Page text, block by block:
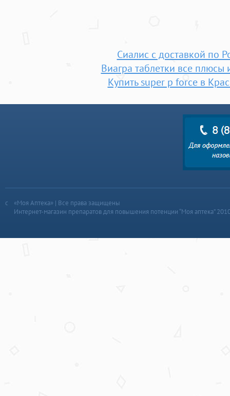
Сиалис с доставкой по
Виагра таблетки все плюсы
Купить super p force в
«Моя Аптека» | Все права защищены
Интернет-магазин препаратов для повышения потенции “Моя аптека”